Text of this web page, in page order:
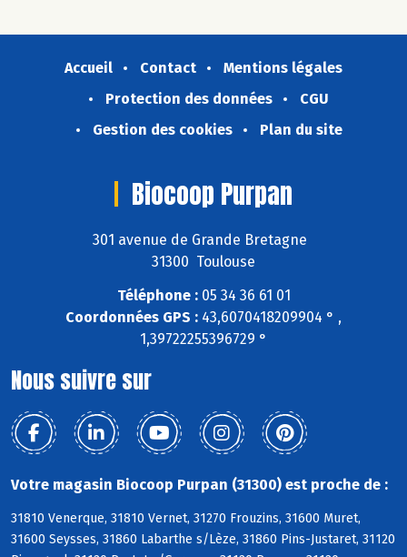
Accueil Contact
Mentions légales
Protection des données
CGU
Gestion des cookies
Plan du site
Biocoop Purpan
301 avenue de Grande Bretagne
31300 Toulouse
Téléphone :05 34 36 61 01
Coordonnées GPS : 43,6070418209904 ° ,
1,39722255396729 °
Nous suivre sur
Votre magasin Biocoop Purpan (31300) est proche de :
31810 Venerque, 31810 Vernet, 31270 Frouzins, 31600 Muret,
31600 Seysses, 31860 Labarthe s/Lèze, 31860 Pins-Justaret, 31120